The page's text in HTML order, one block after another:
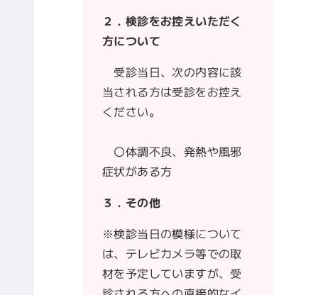
２．検診をお控えいただく
方について
受診当日、次の内容に該
当される方は受診をお控え
ください。
〇体調不良、発熱や風邪
症状がある方
３．その他
※検診当日の模様について
は、テレビカメラ等での取
材を予定していますが、受